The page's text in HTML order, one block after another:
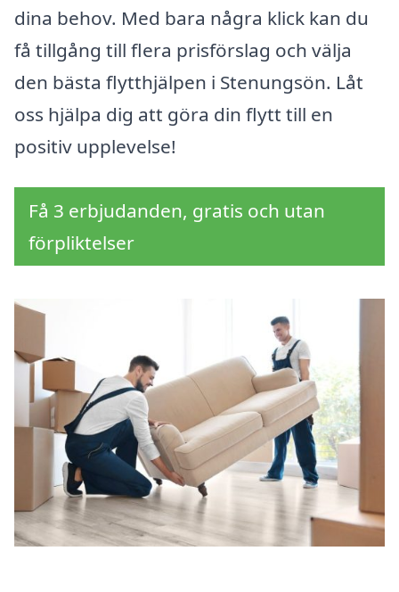
dina behov. Med bara några klick kan du
få tillgång till flera prisförslag och välja
den bästa flytthjälpen i Stenungsön. Låt
oss hjälpa dig att göra din flytt till en
positiv upplevelse!
Få 3 erbjudanden, gratis och utan
förpliktelser